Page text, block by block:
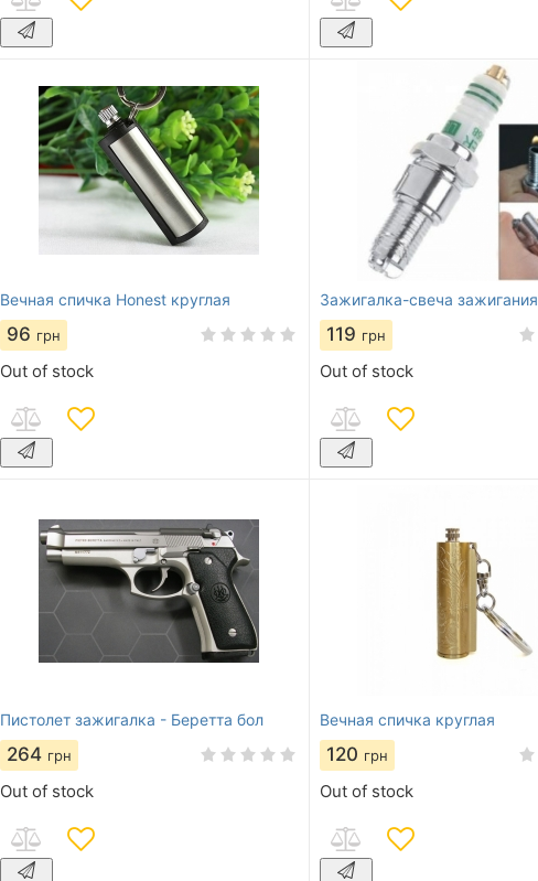
Вечная спичка Honest круглая
96 грн
Out of stock
Зажигалка-свеча зажигания
119 грн
Out of stock
Пистолет зажигалка - Беретта бол
264 грн
Out of stock
Вечная спичка круглая
120 грн
Out of stock